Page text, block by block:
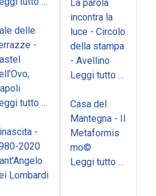
delle
-
tutto …
-
2020
Lombardi
La parola
incontra la
luce - Circolo
della stampa
- Avellino
Leggi tutto …
Casa del
Mantegna - Il
Metaformis
mo©
Leggi tutto …